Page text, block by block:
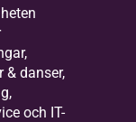
& danser,
och IT-